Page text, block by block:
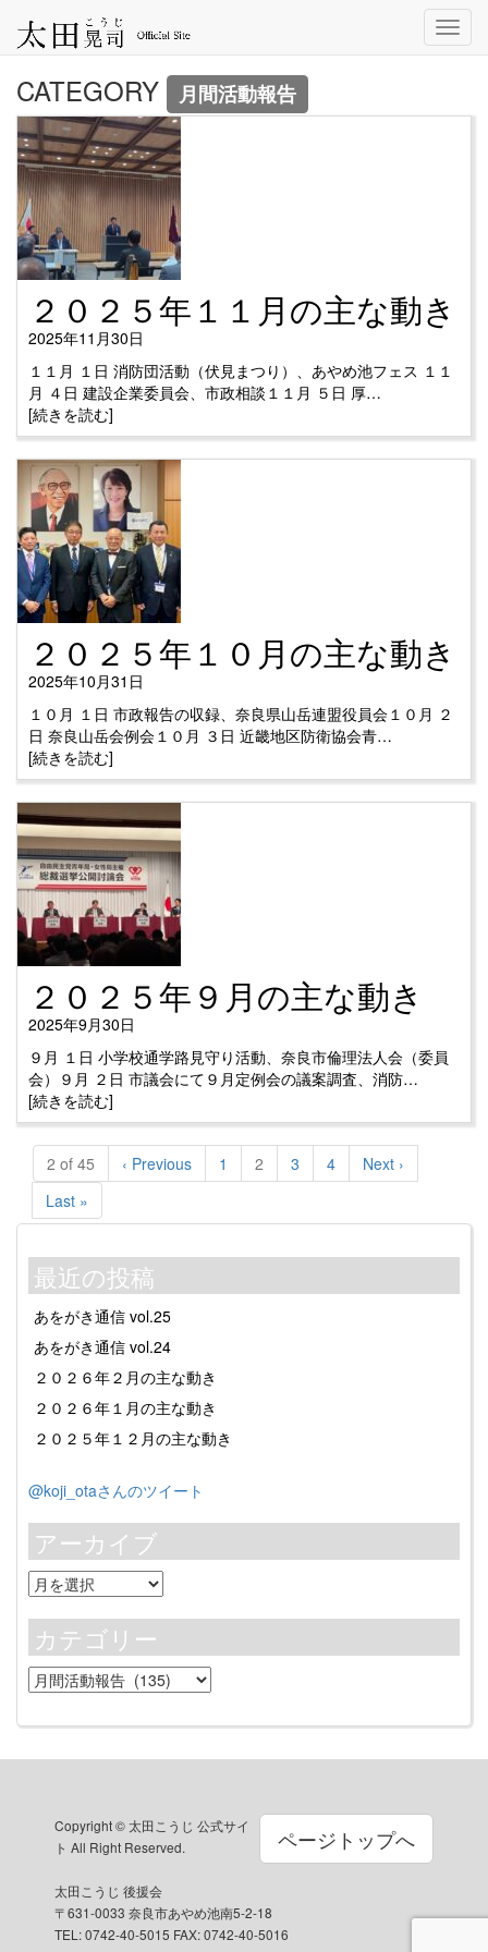
CATEGORY 月間活動報告
２０２５年１１月の主な動き
2025年11月30日
１１月 １日 消防団活動（伏見まつり）、あやめ池フェス １１
月 ４日 建設企業委員会、市政相談１１月 ５日 厚…
[続きを読む]
２０２５年１０月の主な動き
2025年10月31日
１０月 １日 市政報告の収録、奈良県山岳連盟役員会１０月 ２
日 奈良山岳会例会１０月 ３日 近畿地区防衛協会青…
[続きを読む]
２０２５年９月の主な動き
2025年9月30日
９月 １日 小学校通学路見守り活動、奈良市倫理法人会（委員
会）９月 ２日 市議会にて９月定例会の議案調査、消防…
[続きを読む]
2 of 45 ‹ Previous 1 2 3 4
Next ›
Last »
最近の投稿
あをがき通信 vol.25
あをがき通信 vol.24
２０２６年２月の主な動き
２０２６年１月の主な動き
２０２５年１２月の主な動き
@koji_otaさんのツイート
アーカイブ
ア
ー
カ
イ
ブ
カテゴリー
カ
テ
ゴ
ー
ページトップへ
Copyright © 太田こうじ 公式サイ
ト All Right Reserved.
太田こうじ 後援会
〒631-0033 奈良市あやめ池南5-2-18
TEL: 0742-40-5015 FAX: 0742-40-5016